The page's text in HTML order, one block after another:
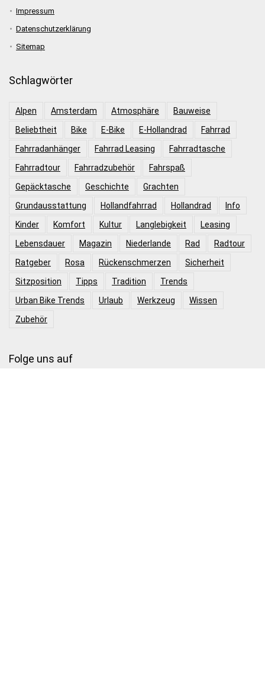
Impressum
Datenschutzerklärung
Sitemap
Schlagwörter
Alpen Amsterdam Atmosphäre
Bauweise
Beliebtheit
Bike E-Bike E-Hollandrad
Fahrrad
Fahrradanhänger
Fahrrad Leasing
Fahrradtasche
Fahrradtour
Fahrradzubehör
Fahrspaß
Gepäcktasche
Geschichte
Grachten
Grundausstattung
Hollandfahrrad Hollandrad
Info
Kinder
Komfort Kultur Langlebigkeit
Leasing
Lebensdauer
Magazin Niederlande Rad
Radtour
Ratgeber
Rosa Rückenschmerzen
Sicherheit
Sitzposition
Tipps Tradition
Trends
Urban Bike Trends
Urlaub Werkzeug
Wissen
Zubehör
Folge uns auf